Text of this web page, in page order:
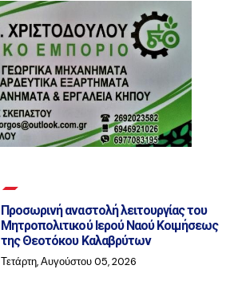
Προσωρινή αναστολή λειτουργίας του
Μητροπολιτικού Ιερού Ναού Κοιμήσεως
της Θεοτόκου Καλαβρύτων
Τετάρτη, Αυγούστου 05, 2026